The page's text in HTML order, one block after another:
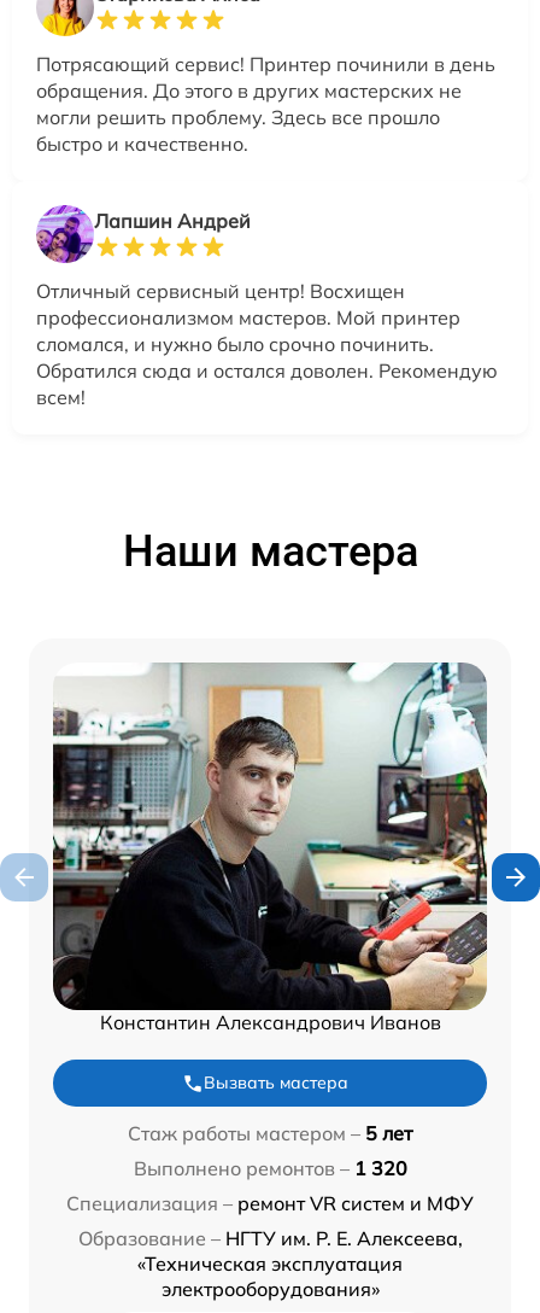
Потрясающий сервис! Принтер починили в день
обращения. До этого в других мастерских не
могли решить проблему. Здесь все прошло
быстро и качественно.
Лапшин Андрей
Отличный сервисный центр! Восхищен
профессионализмом мастеров. Мой принтер
сломался, и нужно было срочно починить.
Обратился сюда и остался доволен. Рекомендую
всем!
Наши мастера
Константин Александрович Иванов
Вызвать мастера
Стаж работы мастером – 5 лет
Выполнено ремонтов – 1 320
Специализация – ремонт VR систем и МФУ
Образование – НГТУ им. Р. Е. Алексеева,
«Техническая эксплуатация
электрооборудования»